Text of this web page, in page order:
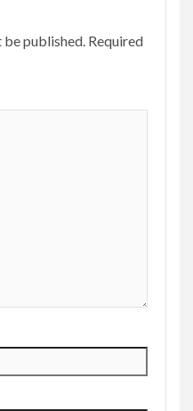
be published. Required